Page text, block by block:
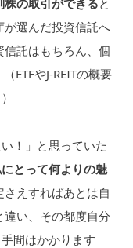
株の取引ができると
が選んだ投資信託へ
信託はもちろん、個
ETFやJ-REITの概要
！」と思っていた
とって何よりの魅
えすればあとは自
い、その都度自分
間はかかります